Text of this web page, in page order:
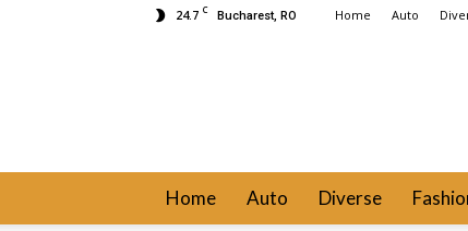
24.7 C Bucharest, RO Home Auto
Home Auto Diverse